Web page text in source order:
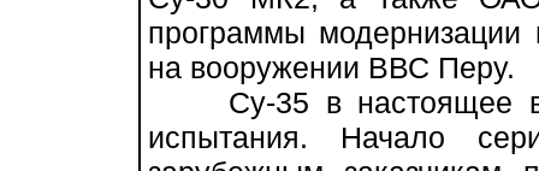
программы модернизации
на вооружении ВВС Перу.
Су-35 в настоящее
испытания. Начало